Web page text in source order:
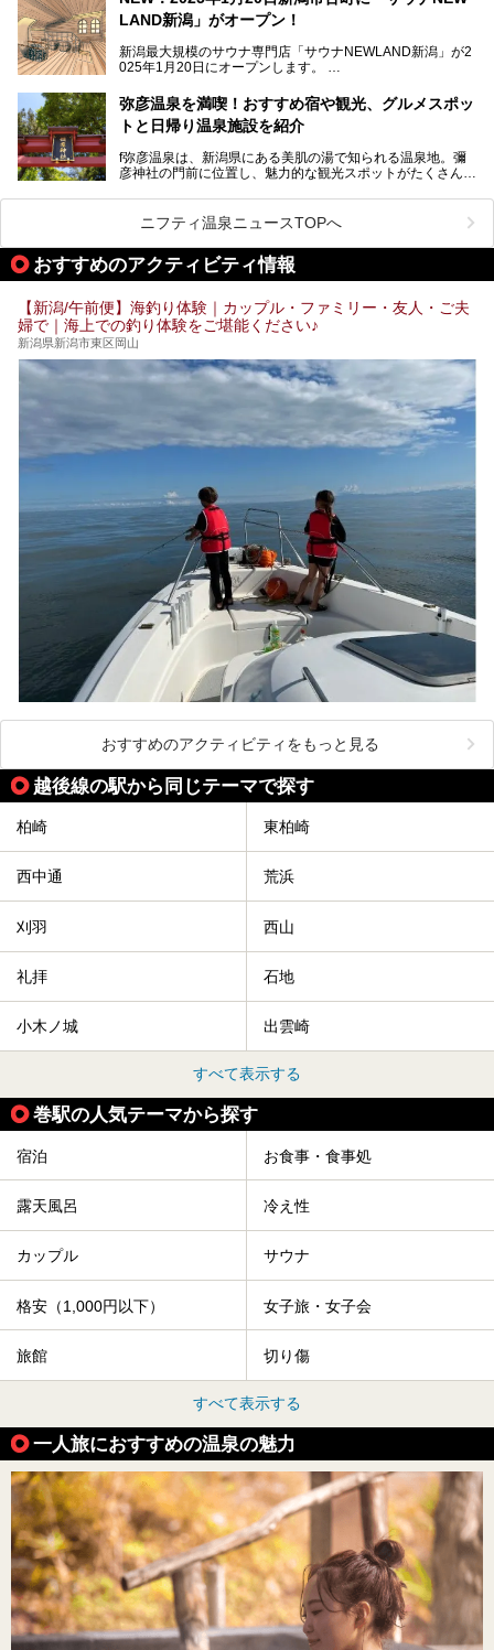
温泉ライターとして「温浴」は頻繁に体験していますが、
「音浴」とは果たしてどんな体験なのでしょう？とても気に
なお、宿泊した温泉は日帰り入浴もできる秘湯「越後田中温
泉 しなの荘」です。こちらについても詳しく紹介します。
提供元：一般社団法人 雪国観光舎【PR】
す。
LAND新潟」がオープン！
新潟最大規模のサウナ専門店「サウナNEWLAND新潟」が2
025年1月20日にオープンします。
街に再び笑顔と賑わいを取り戻し、新たなランドマークとし
て地域活性化を目指します。
サウナ室のテーマは「海賊船」‥⁉ ユニークなサウナ室を
弥彦温泉を満喫！おすすめ宿や観光、グルメスポッ
トと日帰り温泉施設を紹介
f弥彦温泉は、新潟県にある美肌の湯で知られる温泉地。彌
彦神社の門前に位置し、魅力的な観光スポットがたくさんあ
この記事では、弥彦温泉の宿泊に最適なおすすめ宿や、日帰
り施設、グルメスポット、弥彦の自然を堪能できる観光スポ
ットをご紹介します。初めての弥彦温泉旅行を計画している
方に向けて、弥彦温泉の魅力を存分にお伝えしますので、ぜ
ひ参考にしてみてくださいね！
ニフティ温泉ニュースTOPへ
おすすめのアクティビティ情報
【新潟/午前便】海釣り体験｜カップル・ファミリー・友人・ご夫
婦で｜海上での釣り体験をご堪能ください♪
新潟県新潟市東区岡山
おすすめのアクティビティをもっと見る
越後線の駅から同じテーマで探す
柏崎 東柏崎
西中通 荒浜
刈羽 西山
礼拝 石地
小木ノ城 出雲崎
すべて表示する
巻駅の人気テーマから探す
宿泊 お食事・食事処
露天風呂 冷え性
カップル サウナ
格安（1,000円以下） 女子旅・女子会
旅館 切り傷
すべて表示する
一人旅におすすめの温泉の魅力